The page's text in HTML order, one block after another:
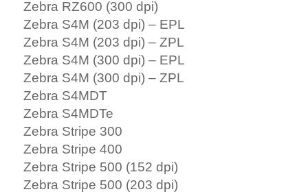
Zebra RZ600 (300 dpi)
Zebra S4M (203 dpi) – EPL
Zebra S4M (203 dpi) – ZPL
Zebra S4M (300 dpi) – EPL
Zebra S4M (300 dpi) – ZPL
Zebra S4MDT
Zebra S4MDTe
Zebra Stripe 300
Zebra Stripe 400
Zebra Stripe 500 (152 dpi)
Zebra Stripe 500 (203 dpi)